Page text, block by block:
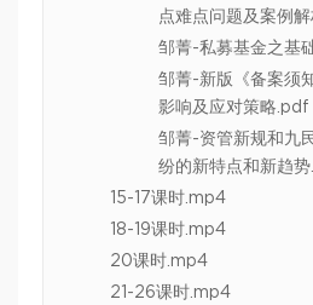
点难点问题及案例
邹菁-私募基金之基
邹菁-新版《备案须
影响及应对策略.pdf
邹菁-资管新规和九
纷的新特点和新趋
15-17课时.mp4
18-19课时.mp4
20课时.mp4
21-26课时.mp4